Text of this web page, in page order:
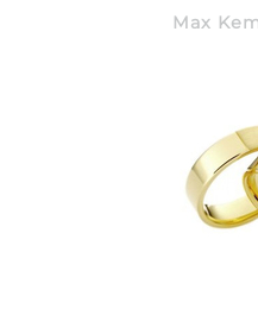
Max